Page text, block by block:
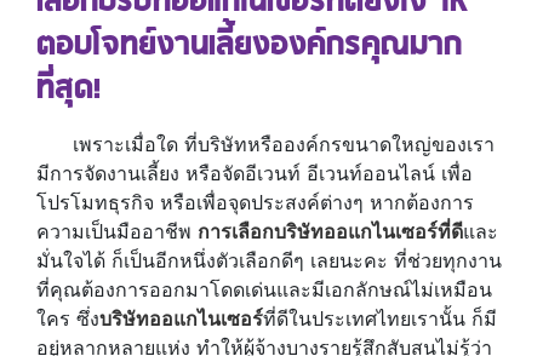
ตอบโจทย์งานเลี้ยงองค์กรคุณมาก
ที่สุด!
เพราะเมื่อใด ที่บริษัทหรือองค์กรขนาดใหญ่ของเรา
มีการจัดงานเลี้ยง หรือจัดอีเวนท์ อีเวนท์ออนไลน์ เพื่อ
โปรโมทธุรกิจ หรือเพื่อจุดประสงค์ต่างๆ หากต้องการ
ความเป็นมืออาชีพ การเลือกบริษัทออแกไนเซอร์ที่ดีและ
มั่นใจได้ ก็เป็นอีกหนึ่งตัวเลือกดีๆ เลยนะคะ ที่ช่วยทุกงาน
ที่คุณต้องการออกมาโดดเด่นและมีเอกลักษณ์ไม่เหมือน
ใคร ซึ่งบริษัทออแกไนเซอร์ที่ดีในประเทศไทยเรานั้น ก็มี
อยู่หลากหลายแห่ง ทำให้ผู้จ้างบางรายรู้สึกสับสนไม่รู้ว่า